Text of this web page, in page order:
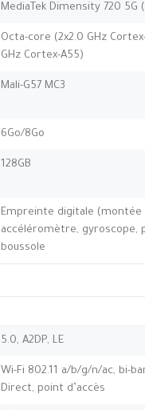
MediaTek Dimensity 720 5G
Octa-core (2x2.0 GHz
GHz Cortex-A55)
Mali-G57 MC3
6Go/8Go
128GB
Empreinte digitale (montée
accéléromètre, gyroscope,
boussole
5.0, A2DP, LE
Wi-Fi 802.11 a/b/g/n/ac, bi-
Direct, point d’accès